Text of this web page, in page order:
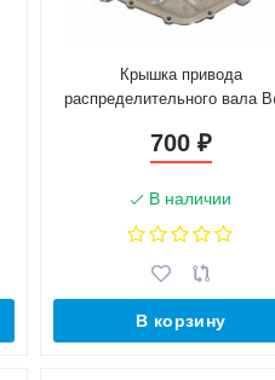
Крышка привода
распределительного вала
700 ₽
В наличии
В корзину